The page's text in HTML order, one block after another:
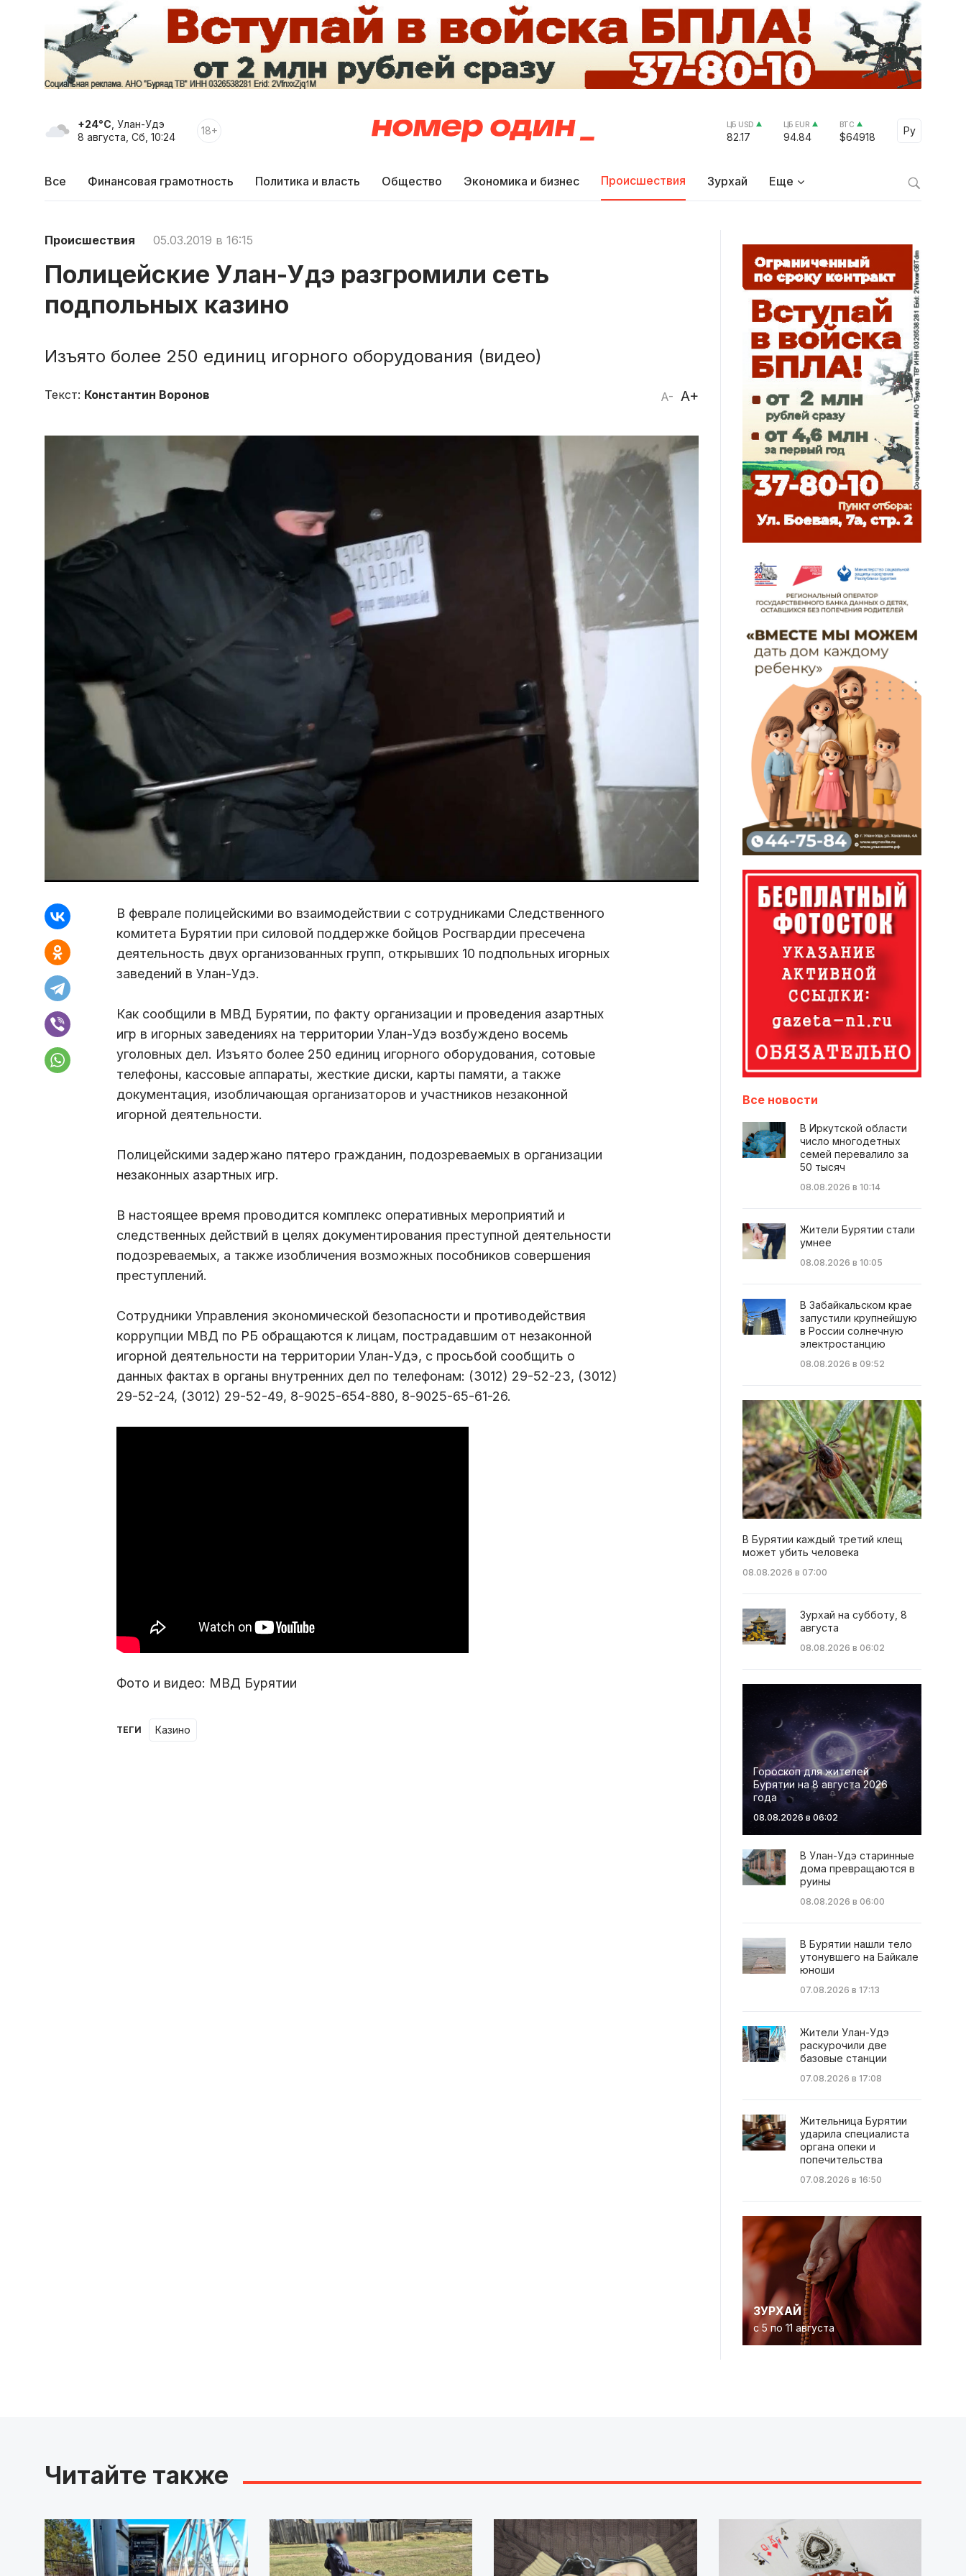
+24°C , Улан-Удэ
8 августа, Сб, 10:24
18+ ЦБ USD
82.17
ЦБ EUR
94.84
BTC
$64918
Ру
Select
Все Финансовая грамотность Политика и власть Общество Экономика и бизнес Происшествия Зурхай Еще
Происшествия 05.03.2019 в 16:15
Полицейские Улан-Удэ разгромили сеть
подпольных казино
Изъято более 250 единиц игорного оборудования (видео)
A- A+
Текст: Константин Воронов
В феврале полицейскими во взаимодействии с сотрудниками Следственного
комитета Бурятии при силовой поддержке бойцов Росгвардии пресечена
деятельность двух организованных групп, открывших 10 подпольных игорных
заведений в Улан-Удэ.
Как сообщили в МВД Бурятии, по факту организации и проведения азартных
игр в игорных заведениях на территории Улан-Удэ возбуждено восемь
уголовных дел. Изъято более 250 единиц игорного оборудования, сотовые
телефоны, кассовые аппараты, жесткие диски, карты памяти, а также
документация, изобличающая организаторов и участников незаконной
игорной деятельности.
Полицейскими задержано пятеро гражданин, подозреваемых в организации
незаконных азартных игр.
В настоящее время проводится комплекс оперативных мероприятий и
следственных действий в целях документирования преступной деятельности
подозреваемых, а также изобличения возможных пособников совершения
преступлений.
Сотрудники Управления экономической безопасности и противодействия
коррупции МВД по РБ обращаются к лицам, пострадавшим от незаконной
игорной деятельности на территории Улан-Удэ, с просьбой сообщить о
данных фактах в органы внутренних дел по телефонам: (3012) 29-52-23, (3012)
29-52-24, (3012) 29-52-49, 8-9025-654-880, 8-9025-65-61-26.
Фото и видео: МВД Бурятии
ТЕГИ казино
Все новости
В Иркутской области
число многодетных
семей перевалило за
50 тысяч
08.08.2026 в 10:14
Жители Бурятии стали
умнее
08.08.2026 в 10:05
В Забайкальском крае
запустили крупнейшую
в России солнечную
электростанцию
08.08.2026 в 09:52
В Бурятии каждый третий клещ
может убить человека
08.08.2026 в 07:00
Зурхай на субботу, 8
августа
08.08.2026 в 06:02
Гороскоп для жителей
Бурятии на 8 августа 2026
года
08.08.2026 в 06:02
В Улан-Удэ старинные
дома превращаются в
руины
08.08.2026 в 06:00
В Бурятии нашли тело
утонувшего на Байкале
юноши
07.08.2026 в 17:13
Жители Улан-Удэ
раскурочили две
базовые станции
07.08.2026 в 17:08
Жительница Бурятии
ударила специалиста
органа опеки и
попечительства
07.08.2026 в 16:50
ЗУРХАЙ
с 5 по 11 августа
Читайте также